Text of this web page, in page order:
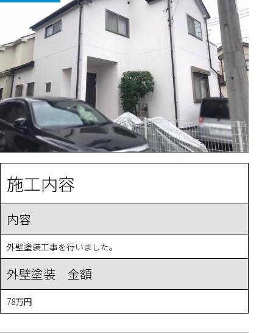
施工内容
内容
外壁塗装工事を行いました。
外壁塗装 金額
78万円